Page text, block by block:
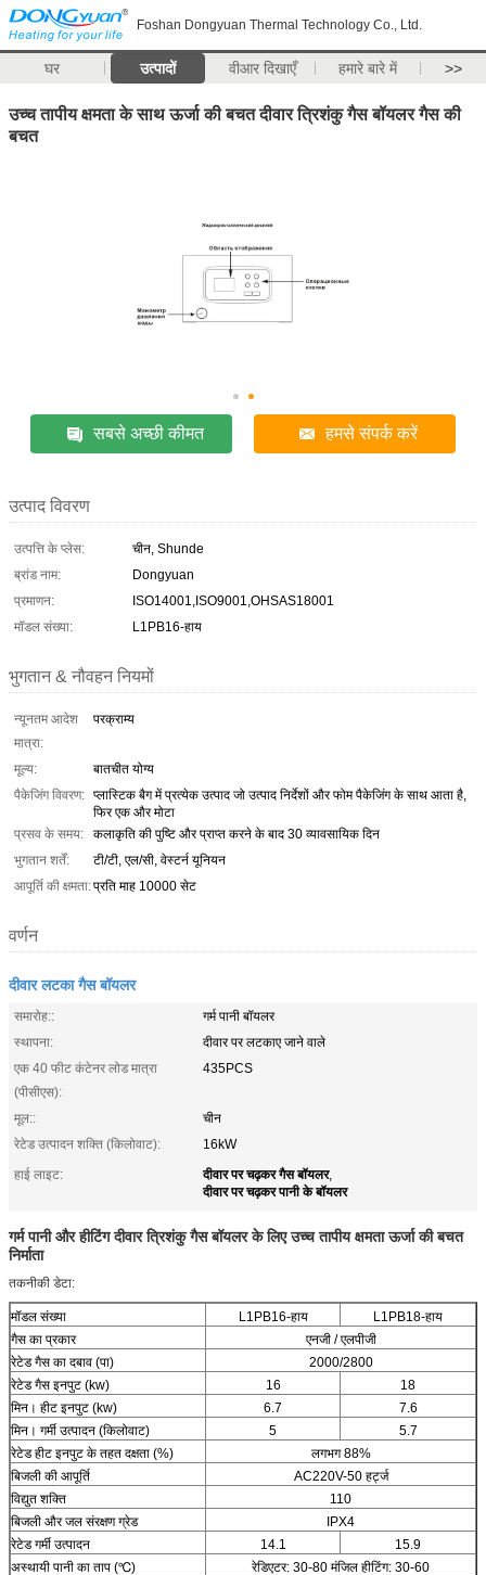
Foshan Dongyuan Thermal Technology Co., Ltd.
घर उत्पादों वीआर दिखाएँ हमारे बारे में >>
उच्च तापीय क्षमता के साथ ऊर्जा की बचत दीवार त्रिशंकु गैस बॉयलर गैस की
बचत
सबसे अच्छी कीमत हमसे संपर्क करें
उत्पाद विवरण
उत्पत्ति के प्लेस:
चीन, Shunde
ब्रांड नाम:
Dongyuan
प्रमाणन:
ISO14001,ISO9001,OHSAS18001
मॉडल संख्या:
L1PB16-हाय
भुगतान & नौवहन नियमों
न्यूनतम आदेश
मात्रा:
परक्राम्य
मूल्य:
बातचीत योग्य
पैकेजिंग विवरण: प्लास्टिक बैग में प्रत्येक उत्पाद जो उत्पाद निर्देशों और फोम पैकेजिंग के साथ आता है,
फिर एक और मोटा
प्रसव के समय:
कलाकृति की पुष्टि और प्राप्त करने के बाद 30 व्यावसायिक दिन
भुगतान शर्तें:
टी/टी, एल/सी, वेस्टर्न यूनियन
आपूर्ति की क्षमता:प्रति माह 10000 सेट
वर्णन
दीवार लटका गैस बॉयलर
समारोह::
गर्म पानी बॉयलर
स्थापना:
दीवार पर लटकाए जाने वाले
एक 40 फीट कंटेनर लोड मात्रा
(पीसीएस):
435PCS
मूल::
चीन
रेटेड उत्पादन शक्ति (किलोवाट):
16kW
हाई लाइट:
दीवार पर चढ़कर गैस बॉयलर,
दीवार पर चढ़कर पानी के बॉयलर
गर्म पानी और हीटिंग दीवार त्रिशंकु गैस बॉयलर के लिए उच्च तापीय क्षमता ऊर्जा की बचत
निर्माता
तकनीकी डेटा:
मॉडल संख्या L1PB16-हाय
L1PB18-हाय
गैस का प्रकार
एनजी / एलपीजी
रेटेड गैस का दबाव (पा)
2000/2800
रेटेड गैस इनपुट (kw)
16
18
मिन। हीट इनपुट (kw)
6.7
7.6
मिन। गर्मी उत्पादन (किलोवाट)
5
5.7
रेटेड हीट इनपुट के तहत दक्षता (%)
लगभग 88%
बिजली की आपूर्ति
AC220V-50 हर्ट्ज
विद्युत शक्ति
110
बिजली और जल संरक्षण ग्रेड
IPX4
रेटेड गर्मी उत्पादन
14.1
15.9
अस्थायी पानी का ताप (℃)
रेडिएटर: 30-80 मंजिल हीटिंग: 30-60